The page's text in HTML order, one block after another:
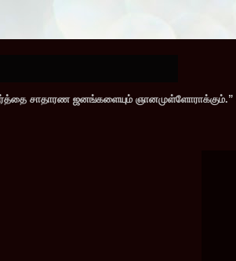
சாதாரண ஜனங்களையும் ஞானமுள்ளோராக்கும்.”